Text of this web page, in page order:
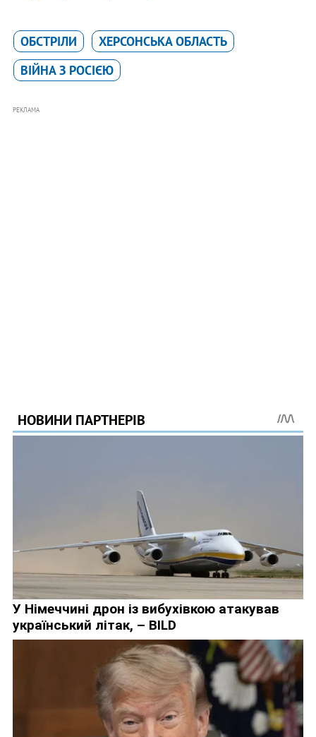
ОБСТРІЛИ
ХЕРСОНСЬКА ОБЛАСТЬ
ВІЙНА З РОСІЄЮ
РЕКЛАМА